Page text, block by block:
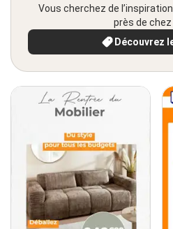
Vous cherchez de
près de chez
Découvrez